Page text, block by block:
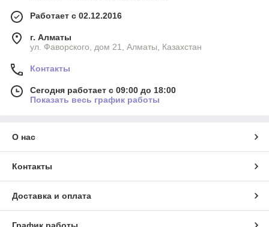
Работает с 02.12.2016
г. Алматы
ул. Фаворского, дом 21, Алматы, Казахстан
Контакты
Сегодня работает с 09:00 до 18:00
Показать весь график работы
О нас
Контакты
Доставка и оплата